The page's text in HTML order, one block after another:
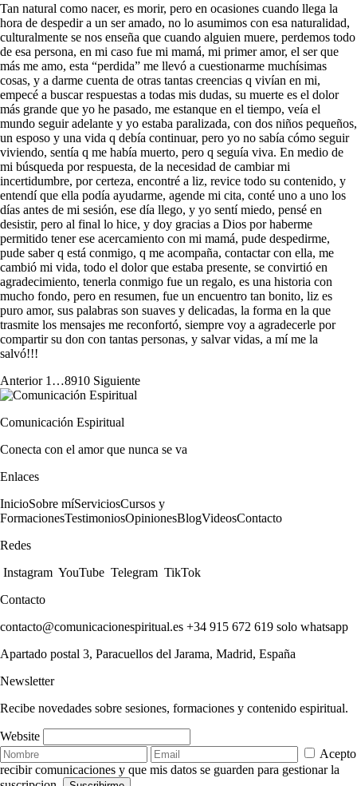
Tan natural como nacer, es morir, pero en ocasiones cuando llega la
hora de despedir a un ser amado, no lo asumimos con esa naturalidad,
culturalmente se nos enseña que cuando alguien muere, perdemos todo
de esa persona, en mi caso fue mi mamá, mi primer amor, el ser que
más me amo, esta “perdida” me llevó a cuestionarme muchísimas
cosas, y a darme cuenta de otras tantas creencias q vivían en mi,
empecé a buscar respuestas a todas mis dudas, su muerte es el dolor
más grande que yo he pasado, me estanque en el tiempo, veía el
mundo seguir adelante y yo estaba paralizada, con dos niños pequeños,
un esposo y una vida q debía continuar, pero yo no sabía cómo seguir
viviendo, sentía q me había muerto, pero q seguía viva. En medio de
mi búsqueda por respuesta, de la necesidad de cambiar mi
incertidumbre, por certeza, encontré a liz, revice todo su contenido, y
entendí que ella podía ayudarme, agende mi cita, conté uno a uno los
días antes de mi sesión, ese día llego, y yo sentí miedo, pensé en
desistir, pero al final lo hice, y doy gracias a Dios por haberme
permitido tener ese acercamiento con mi mamá, pude despedirme,
pude saber q está conmigo, q me acompaña, contactar con ella, me
cambió mi vida, todo el dolor que estaba presente, se convirtió en
agradecimiento, tenerla conmigo fue un regalo, es una historia con
mucho fondo, pero en resumen, fue un encuentro tan bonito, liz es
puro amor, sus palabras son suaves y delicadas, la forma en la que
trasmite los mensajes me reconfortó, siempre voy a agradecerle por
compartir su don con tantas personas, y salvar vidas, a mí me la
salvó!!!
Anterior 1 …8910 Siguiente
Comunicación Espiritual
Conecta con el amor que nunca se va
Enlaces
InicioSobre míServiciosCursos y
FormacionesTestimoniosOpinionesBlogVideosContacto
Redes
Instagram YouTube Telegram TikTok
Contacto
contacto@comunicacionespiritual.es +34 915 672 619 solo whatsapp
Apartado postal 3, Paracuellos del Jarama, Madrid, España
Newsletter
Recibe novedades sobre sesiones, formaciones y contenido espiritual.
Website
Acepto
recibir comunicaciones y que mis datos se guarden para gestionar la